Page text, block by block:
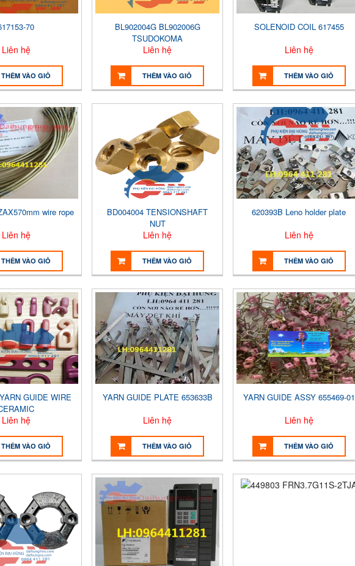
70
Liên hệ
THÊM VÀO GIỎ
BL902004G BL902006G
TSUDOKOMA
Liên hệ
THÊM VÀO GIỎ
SOLENOID COIL 617455
Liên hệ
THÊM VÀO GIỎ
wire rope
Liên hệ
THÊM VÀO GIỎ
BD004004 TENSIONSHAFT
NUT
Liên hệ
THÊM VÀO GIỎ
620393B Leno holder plate
Liên hệ
THÊM VÀO GIỎ
GUIDE WIRE
Liên hệ
THÊM VÀO GIỎ
YARN GUIDE PLATE 653633B
Liên hệ
THÊM VÀO GIỎ
YARN GUIDE ASSY 655469-01
Liên hệ
THÊM VÀO GIỎ